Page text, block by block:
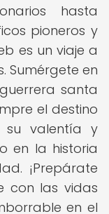
hasta
pioneros y
es un viaje a
Sumérgete en
santa
el destino
su valentía y
en la historia
¡Prepárate
con las vidas
en el